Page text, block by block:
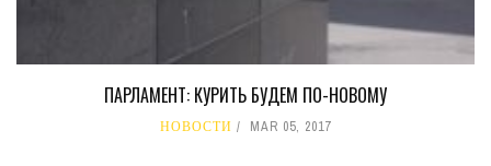
ПАРЛАМЕНТ: КУРИТЬ БУДЕМ ПО-НОВОМУ
НОВОСТИ MAR 05, 2017